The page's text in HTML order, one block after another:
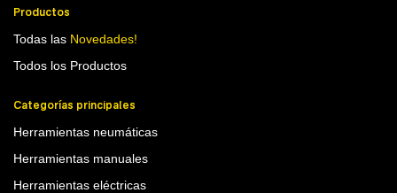
Productos
Todas las Novedades!
Todos los Productos
Categorías principales
Herramientas neumáticas
Herramientas manuales
Herramientas eléctricas